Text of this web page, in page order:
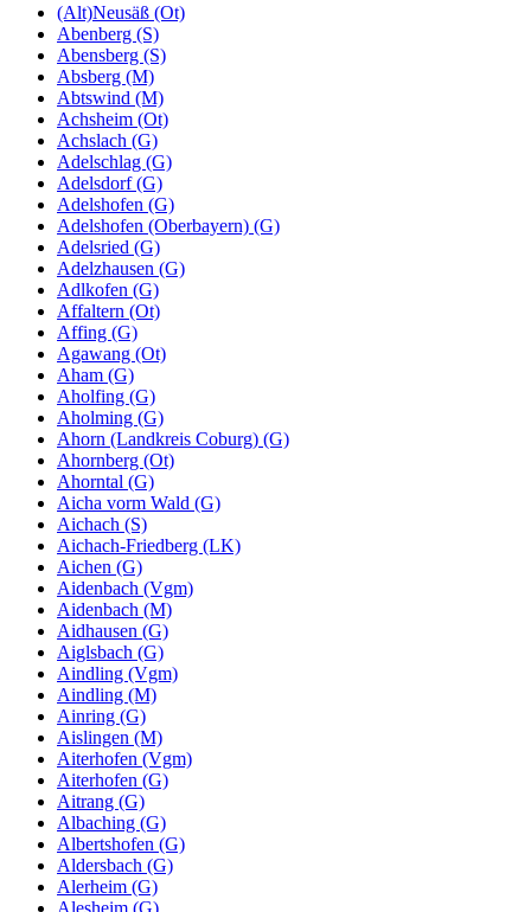
(Alt)Neusäß (Ot)
Abenberg (S)
Abensberg (S)
Absberg (M)
Abtswind (M)
Achsheim (Ot)
Achslach (G)
Adelschlag (G)
Adelsdorf (G)
Adelshofen (G)
Adelshofen (Oberbayern) (G)
Adelsried (G)
Adelzhausen (G)
Adlkofen (G)
Affaltern (Ot)
Affing (G)
Agawang (Ot)
Aham (G)
Aholfing (G)
Aholming (G)
Ahorn (Landkreis Coburg) (G)
Ahornberg (Ot)
Ahorntal (G)
Aicha vorm Wald (G)
Aichach (S)
Aichach-Friedberg (LK)
Aichen (G)
Aidenbach (Vgm)
Aidenbach (M)
Aidhausen (G)
Aiglsbach (G)
Aindling (Vgm)
Aindling (M)
Ainring (G)
Aislingen (M)
Aiterhofen (Vgm)
Aiterhofen (G)
Aitrang (G)
Albaching (G)
Albertshofen (G)
Aldersbach (G)
Alerheim (G)
Alesheim (G)